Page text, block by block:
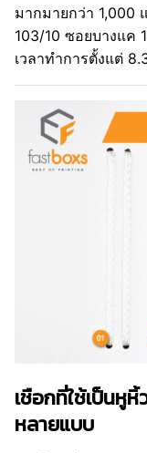
มากมายกว่า 1,000
103/10 ซอยบางแค
เวลาทำการตั้งแต่
เชือกที่ใช้เป็นหู
หลายแบบ